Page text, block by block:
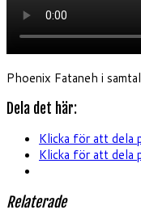
Phoenix Fataneh i
Dela det här:
Klicka för att
Klicka för att dela
Relaterade